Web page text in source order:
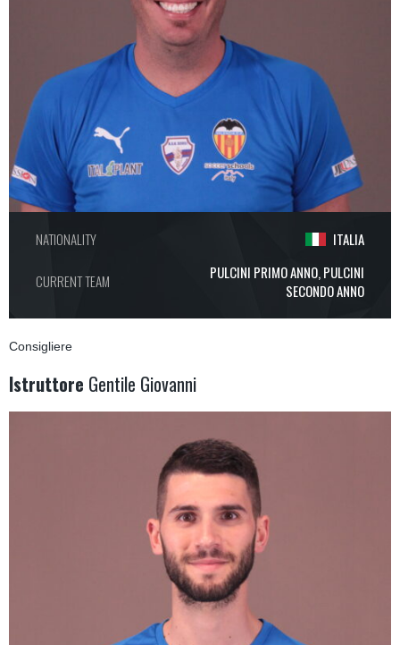
NATIONALITY ITALIA
CURRENT TEAM
PULCINI PRIMO ANNO, PULCINI
SECONDO ANNO
Consigliere
Istruttore Gentile Giovanni